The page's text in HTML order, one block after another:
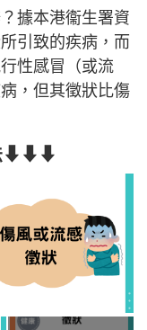
據本港衞生署資
引致的疾病，而
性感冒（或流
，但其徵狀比傷
⬇⬇⬇